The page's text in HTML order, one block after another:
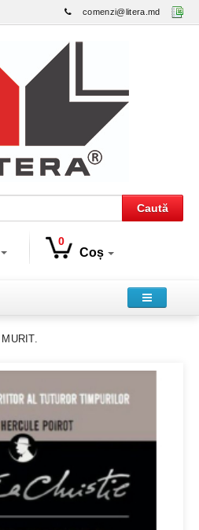
comenzi@litera.md
Caută
0
Coș